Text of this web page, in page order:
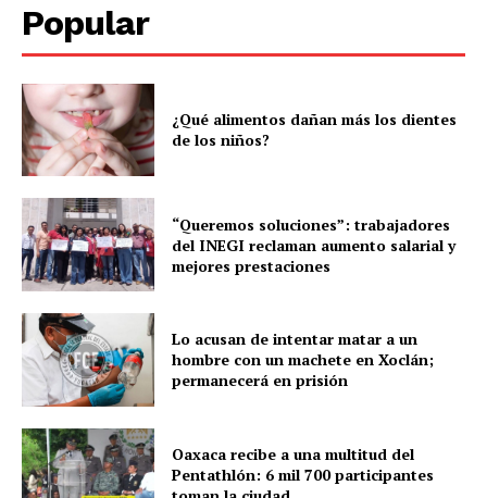
Yucatán
Sociedad y Negocios
Policíacas
Deportes
Política
Municipios
Popular
¿Qué alimentos dañan más los dientes
de los niños?
“Queremos soluciones”: trabajadores
del INEGI reclaman aumento salarial y
mejores prestaciones
Lo acusan de intentar matar a un
hombre con un machete en Xoclán;
permanecerá en prisión
Oaxaca recibe a una multitud del
Pentathlón: 6 mil 700 participantes